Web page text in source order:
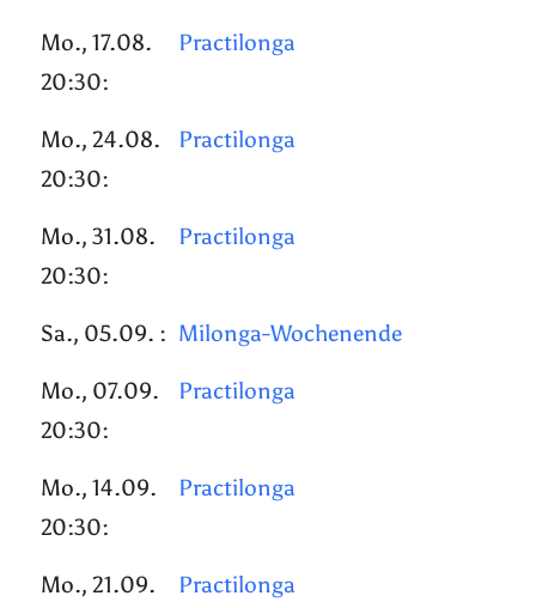
Mo., 17.08.
20:30:
Practilonga
Mo., 24.08.
20:30:
Practilonga
Mo., 31.08.
20:30:
Practilonga
Sa., 05.09. : Milonga-Wochenende
Mo., 07.09.
20:30:
Practilonga
Mo., 14.09.
20:30:
Practilonga
Mo., 21.09.
Practilonga